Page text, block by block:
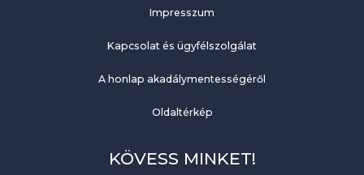
Impresszum
Kapcsolat és ügyfélszolgálat
A honlap akadálymentességéről
Oldaltérkép
KÖVESS MINKET!